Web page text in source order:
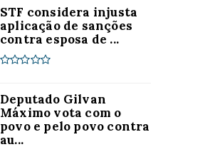
STF considera injusta
aplicação de sanções
contra esposa de ...
Deputado Gilvan
Máximo vota com o
povo e pelo povo contra
au...